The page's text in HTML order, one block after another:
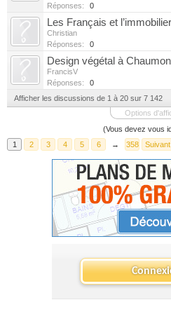
Réponses:
0
Les Français et
Christian
Réponses:
0
Design végétal à
FrancisV
Réponses:
0
Afficher les discussions de 1 à 20 sur 7 142
Options
(Vous devez vous
1
2 3 4 5 6 → 358